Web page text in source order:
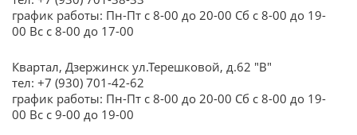
график работы: Пн-Пт с 8-00 до 20-00 Сб с 8-00 до 19-
00 Вс с 8-00 до 17-00
Квартал, Дзержинск ул.Терешковой, д.62 "В"
тел: +7 (930) 701-42-62
график работы: Пн-Пт с 8-00 до 20-00 Сб с 8-00 до 19-
00 Вс с 9-00 до 19-00